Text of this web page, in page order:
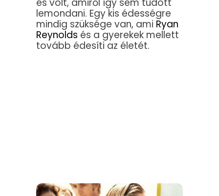
és volt, amiről így sem tudott
lemondani. Egy kis édességre
mindig szüksége van, ami Ryan
Reynolds és a gyerekek mellett
tovább édesíti az életét.